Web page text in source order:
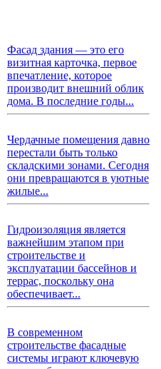
Фасад здания — это его
визитная карточка, первое
впечатление, которое
производит внешний облик
дома. В последние годы...
Чердачные помещения давно
перестали быть только
складскими зонами. Сегодня
они превращаются в уютные
жилые...
Гидроизоляция является
важнейшим этапом при
строительстве и
эксплуатации бассейнов и
террас, поскольку она
обеспечивает...
В современном
строительстве фасадные
системы играют ключевую